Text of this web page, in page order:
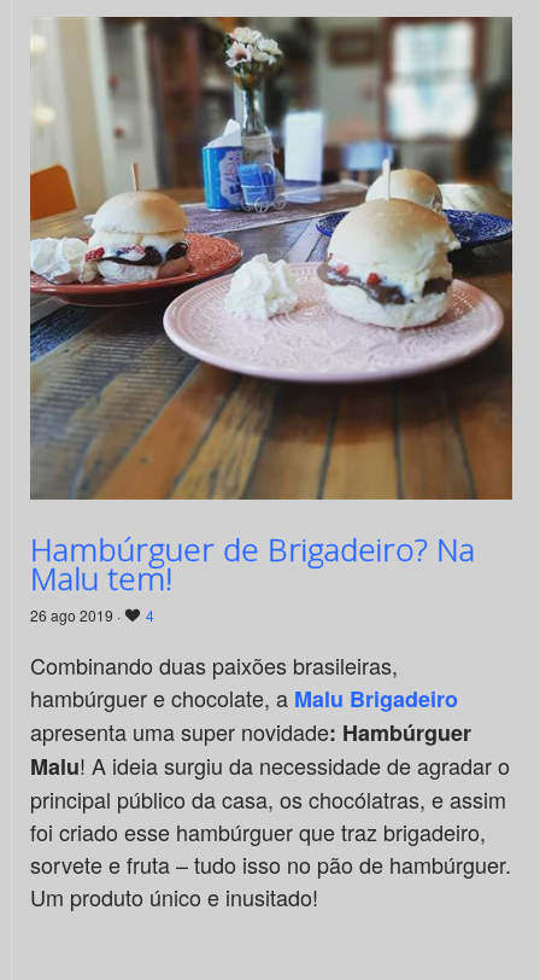
Hambúrguer de Brigadeiro? Na
Malu tem!
26 ago 2019 · 4
Combinando duas paixões brasileiras,
hambúrguer e chocolate, a Malu Brigadeiro
apresenta uma super novidade: Hambúrguer
Malu! A ideia surgiu da necessidade de agradar o
principal público da casa, os chocólatras, e assim
foi criado esse hambúrguer que traz brigadeiro,
sorvete e fruta – tudo isso no pão de hambúrguer.
Um produto único e inusitado!